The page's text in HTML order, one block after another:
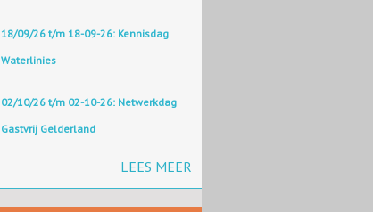
18/09/26 t/m 18-09-26: Kennisdag
Waterlinies
02/10/26 t/m 02-10-26: Netwerkdag
Gastvrij Gelderland
LEES MEER